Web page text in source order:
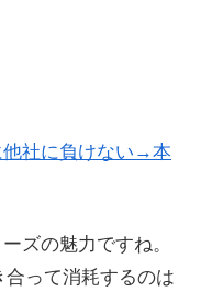
他社に負けない→本
ズの魅力ですね。
って消耗するのは